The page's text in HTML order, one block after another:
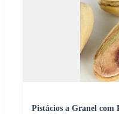
Pistácios a Granel com